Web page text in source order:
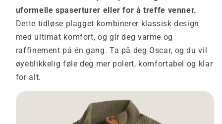
uformelle spaserturer eller for å treffe venner.
Dette tidløse plagget kombinerer klassisk design
med ultimat komfort, og gir deg varme og
raffinement på én gang. Ta på deg Oscar, og du vil
øyeblikkelig føle deg mer polert, komfortabel og klar
for alt.